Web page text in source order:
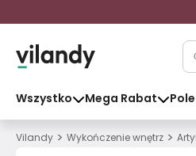
Wszystko Mega Rabat
Vilandy > Wykończenie wnętrz >